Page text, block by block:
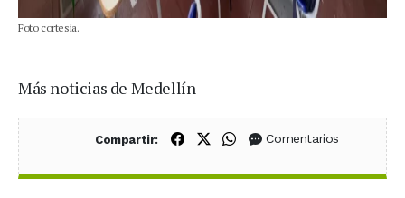
Foto cortesía.
Más noticias de Medellín
Compartir: Compartir en Facebook
Compartir en X (Twitter)
Compartir en WhatsApp
Comentarios